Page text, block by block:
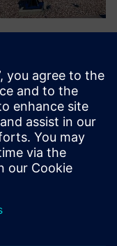
za industrijske
složenih
dizajna,
replika u punoj